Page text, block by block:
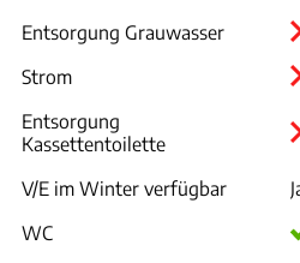
Entsorgung Grauwasser
Strom
Entsorgung
Kassettentoilette
V/E im Winter verfügbar
WC